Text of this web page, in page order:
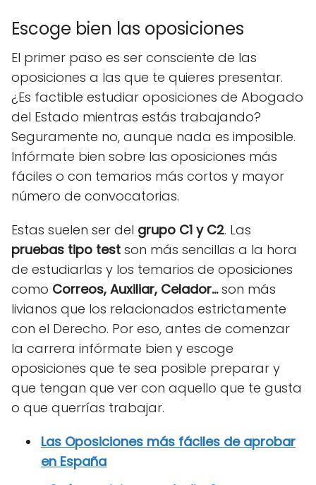
Escoge bien las oposiciones
El primer paso es ser consciente de las
oposiciones a las que te quieres presentar.
¿Es factible estudiar oposiciones de Abogado
del Estado mientras estás trabajando?
Seguramente no, aunque nada es imposible.
Infórmate bien sobre las oposiciones más
fáciles o con temarios más cortos y mayor
número de convocatorias.
Estas suelen ser del grupo C1 y C2. Las
pruebas tipo test son más sencillas a la hora
de estudiarlas y los temarios de oposiciones
como Correos, Auxiliar, Celador...son más
livianos que los relacionados estrictamente
con el Derecho. Por eso, antes de comenzar
la carrera infórmate bien y escoge
oposiciones que te sea posible preparar y
que tengan que ver con aquello que te gusta
o que querrías trabajar.
Las Oposiciones más fáciles de aprobar
en España